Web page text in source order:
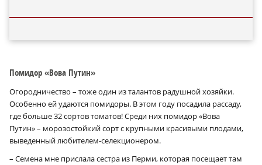
Помидор «Вова Путин»
Огородничество – тоже один из талантов радушной хозяйки.
Особенно ей удаются помидоры. В этом году посадила рассаду,
где больше 32 сортов томатов! Среди них помидор «Вова
Путин» – морозостойкий сорт с крупными красивыми плодами,
выведенный любителем-селекционером.
– Семена мне прислала сестра из Перми, которая посещает там